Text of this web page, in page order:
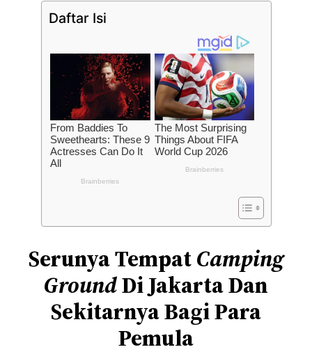
Daftar Isi
Serunya TempatCamping
GroundDi Jakarta Dan
Sekitarnya Bagi Para
Pemula